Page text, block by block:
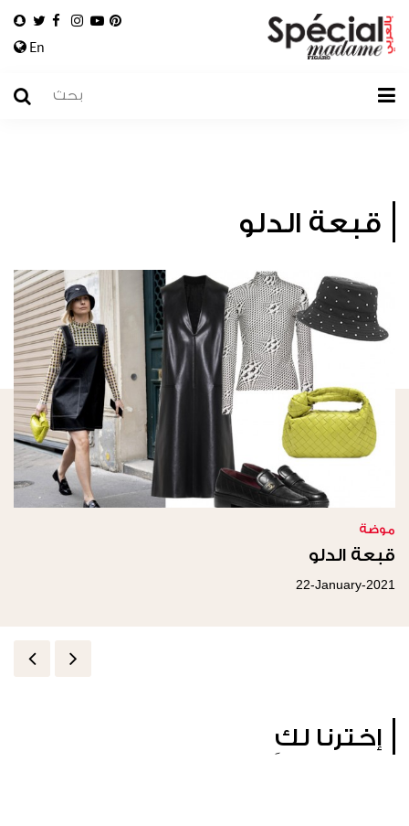
En
قبعة الدلو
موضة
قبعة الدلو
22-January-2021
إخترنا لكِ